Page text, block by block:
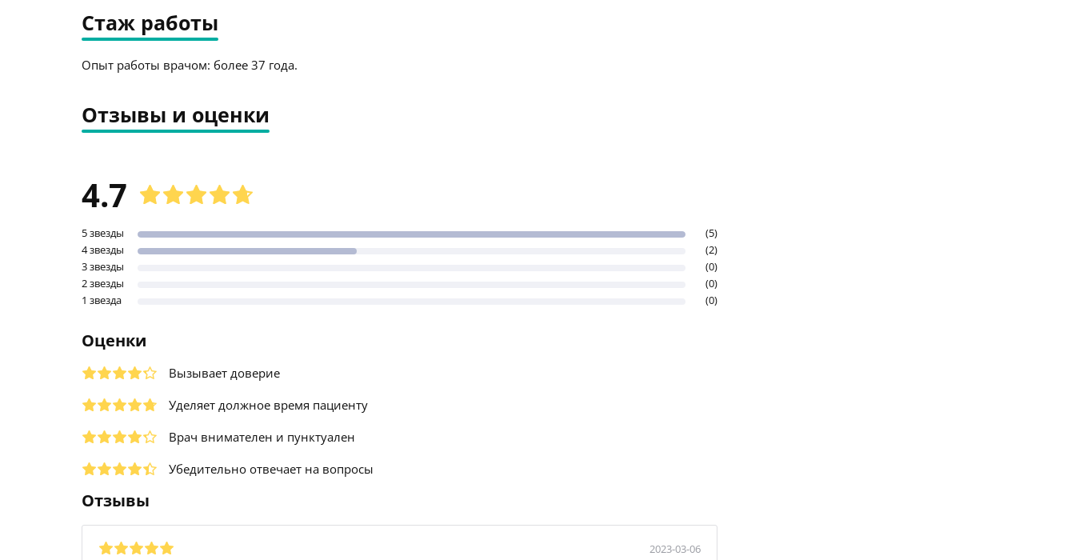
Стаж работы
Опыт работы врачом: более 37 года.
Отзывы и оценки
4.7
5 звезды
(5)
4 звезды
(2)
3 звезды
(0)
2 звезды
(0)
1 звезда
(0)
Оценки
Вызывает доверие
Уделяет должное время пациенту
Врач внимателен и пунктуален
Убедительно отвечает на вопросы
Отзывы
2023-03-06